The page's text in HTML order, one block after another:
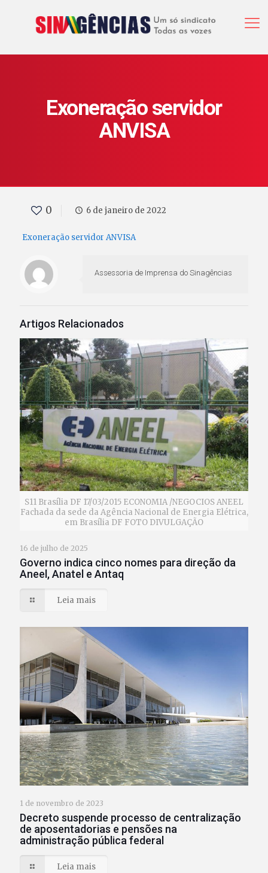
Exoneração servidor
ANVISA
0 6 de janeiro de 2022
Exoneração servidor ANVISA
Assessoria de Imprensa do Sinagências
Artigos Relacionados
S11 Brasília DF 17/03/2015 ECONOMIA /NEGOCIOS ANEEL
Fachada da sede da Agência Nacional de Energia Elétrica,
em Brasília DF FOTO DIVULGAÇÃO
16 de julho de 2025
Governo indica cinco nomes para direção da
Aneel, Anatel e Antaq
Leia mais
1 de novembro de 2023
Decreto suspende processo de centralização
de aposentadorias e pensões na
administração pública federal
Leia mais